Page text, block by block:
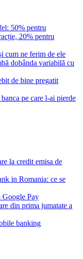
50% pentru
20% pentru
cum ne ferim de ele
dobânda variabilă cu
de bine pregatit
pe care l-ai pierde
la credit emisa de
in Romania: ce se
Pay
din prima jumatate a
banking